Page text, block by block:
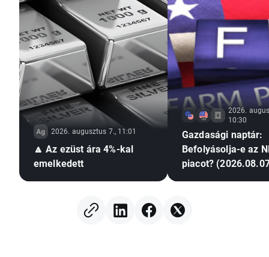
2026. augusztus 7., 11:01
🔼 Az ezüst ára 4%-kal
emelkedett
2026.
10:30
Gazdasági naptár:
Befolyásolja-e az
piacot?